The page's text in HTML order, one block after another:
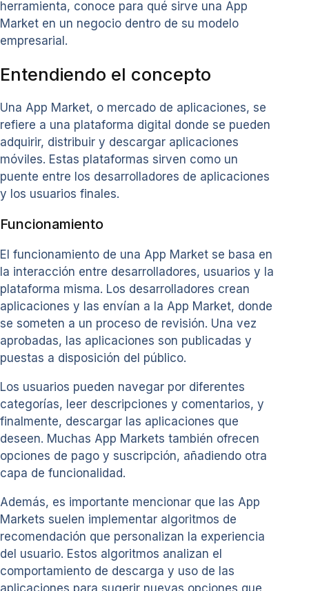
herramienta, conoce para qué sirve una App
Market en un negocio dentro de su modelo
empresarial.
Entendiendo el concepto
Una App Market, o mercado de aplicaciones, se
refiere a una plataforma digital donde se pueden
adquirir, distribuir y descargar aplicaciones
móviles. Estas plataformas sirven como un
puente entre los desarrolladores de aplicaciones
y los usuarios finales.
Funcionamiento
El funcionamiento de una App Market se basa en
la interacción entre desarrolladores, usuarios y la
plataforma misma. Los desarrolladores crean
aplicaciones y las envían a la App Market, donde
se someten a un proceso de revisión. Una vez
aprobadas, las aplicaciones son publicadas y
puestas a disposición del público.
Los usuarios pueden navegar por diferentes
categorías, leer descripciones y comentarios, y
finalmente, descargar las aplicaciones que
deseen. Muchas App Markets también ofrecen
opciones de pago y suscripción, añadiendo otra
capa de funcionalidad.
Además, es importante mencionar que las App
Markets suelen implementar algoritmos de
recomendación que personalizan la experiencia
del usuario. Estos algoritmos analizan el
comportamiento de descarga y uso de las